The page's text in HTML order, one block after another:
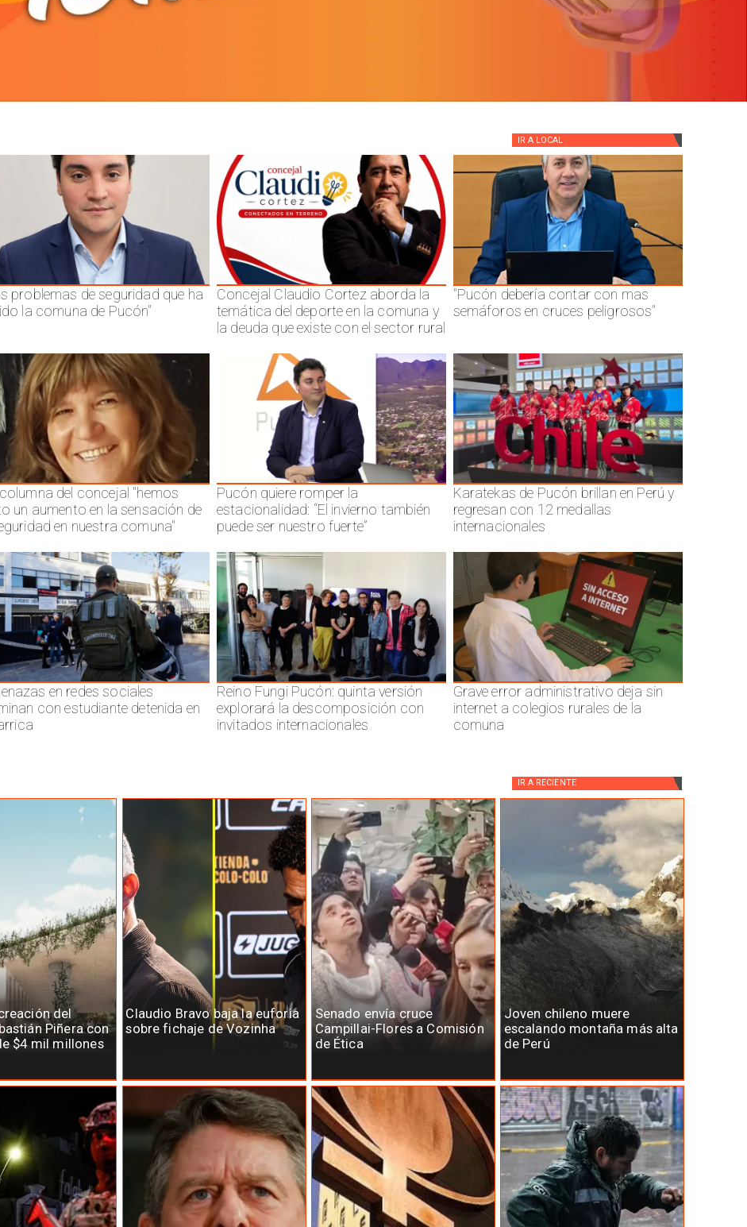
IR A LOCAL
problemas de seguridad que ha
la comuna de Pucón"
Concejal Claudio Cortez aborda la
temática del deporte en la comuna y
la deuda que existe con el sector rural
"Pucón debería contar con mas
semáforos en cruces peligrosos"
del concejal "hemos
un aumento en la sensación de
en nuestra comuna"
Pucón quiere romper la
estacionalidad: “El invierno también
puede ser nuestro fuerte”
Karatekas de Pucón brillan en Perú y
regresan con 12 medallas
internacionales
en redes sociales
con estudiante detenida en
Reino Fungi Pucón: quinta versión
explorará la descomposición con
invitados internacionales
Grave error administrativo deja sin
internet a colegios rurales de la
comuna
del
Piñera con
$4 mil millones
Claudio Bravo baja la euforia
sobre fichaje de Vozinha
Senado envía cruce
Campillai-Flores a Comisión
de Ética
Joven chileno muere
escalando montaña más alta
de Perú
IR A RECIENTE